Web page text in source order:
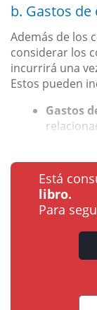
b. Gastos
Además de los
considerar los
incurrirá una
Estos pueden
Gastos
Está
libro.
Para